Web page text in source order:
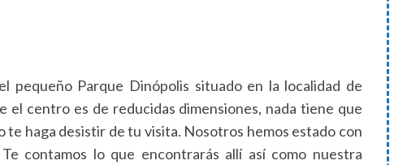
pequeño Parque Dinópolis situado en la localidad de
el centro es de reducidas dimensiones, nada tiene que
haga desistir de tu visita. Nosotros hemos estado con
contamos lo que encontrarás allí así como nuestra